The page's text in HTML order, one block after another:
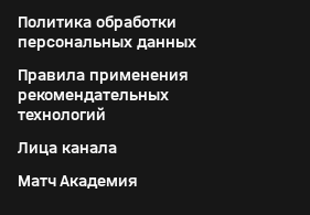
Политика обработки
персональных данных
Правила применения
рекомендательных
технологий
Лица канала
Матч Академия